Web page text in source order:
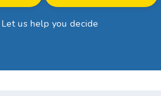
us help you decide